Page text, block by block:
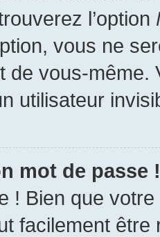
l’option
vous ne
de vous-
utilisateur
mot de passe !
! Bien que
facilement